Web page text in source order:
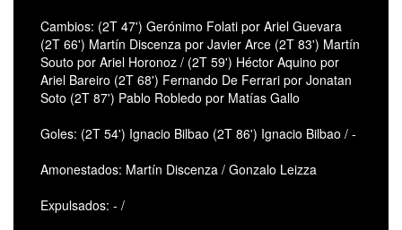
Cambios: (2T 47') Gerónimo Folati por Ariel Guevara
(2T 66') Martín Discenza por Javier Arce (2T 83') Martín
Souto por Ariel Horonoz / (2T 59') Héctor Aquino por
Ariel Bareiro (2T 68') Fernando De Ferrari por Jonatan
Soto (2T 87') Pablo Robledo por Matías Gallo
Goles: (2T 54') Ignacio Bilbao (2T 86') Ignacio Bilbao / -
Amonestados: Martín Discenza / Gonzalo Leizza
Expulsados: - /